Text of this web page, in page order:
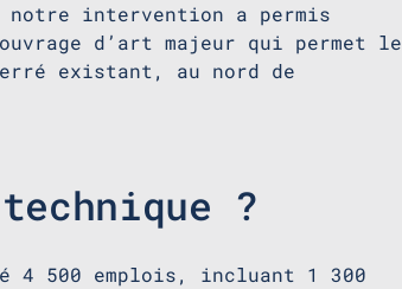
notre intervention a permis
d’art majeur qui permet le
existant, au nord de
?
4 500 emplois, incluant 1 300